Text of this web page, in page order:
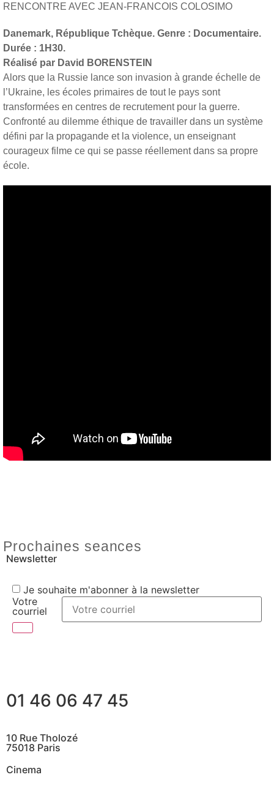
RENCONTRE AVEC JEAN-FRANCOIS COLOSIMO
Danemark, République Tchèque. Genre : Documentaire.
Durée : 1H30.
Réalisé par David BORENSTEIN
Alors que la Russie lance son invasion à grande échelle de
l’Ukraine, les écoles primaires de tout le pays sont
transformées en centres de recrutement pour la guerre.
Confronté au dilemme éthique de travailler dans un système
défini par la propagande et la violence, un enseignant
courageux filme ce qui se passe réellement dans sa propre
école.
Prochaines seances
Newsletter
Je souhaite m'abonner à la newsletter
Votre
courriel
01 46 06 47 45
10 Rue Tholozé
75018 Paris
Cinema